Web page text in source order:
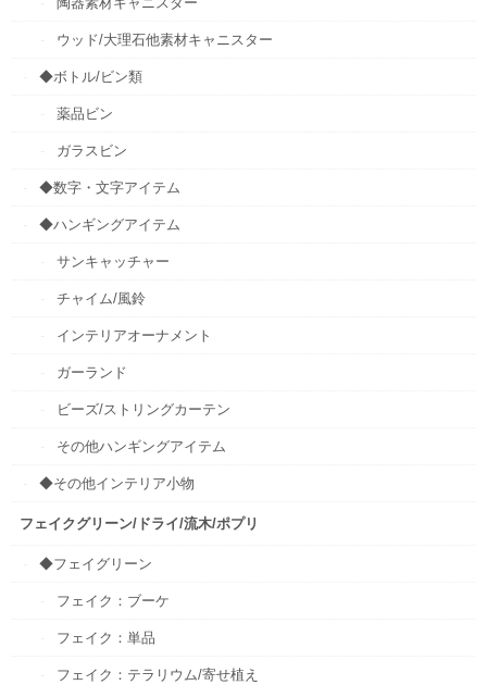
ウッド/大理石他素材キャニスター
◆ボトル/ビン類
薬品ビン
ガラスビン
◆数字・文字アイテム
◆ハンギングアイテム
サンキャッチャー
チャイム/風鈴
インテリアオーナメント
ガーランド
ビーズ/ストリングカーテン
その他ハンギングアイテム
◆その他インテリア小物
フェイクグリーン/ドライ/流木/ポプリ
◆フェイグリーン
フェイク：ブーケ
フェイク：単品
フェイク：テラリウム/寄せ植え